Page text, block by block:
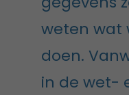
weten wat
doen.
in de wet-